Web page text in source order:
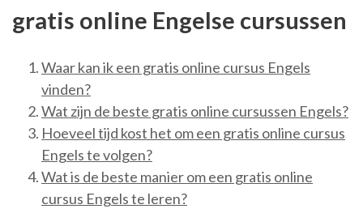
gratis online Engelse cursussen
Waar kan ik een gratis online cursus Engels
vinden?
Wat zijn de beste gratis online cursussen Engels?
Hoeveel tijd kost het om een gratis online cursus
Engels te volgen?
Wat is de beste manier om een gratis online
cursus Engels te leren?